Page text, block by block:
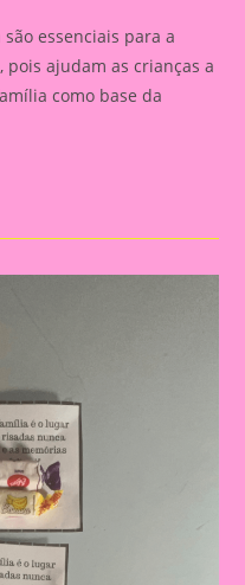
essenciais para a
ajudam as crianças a
como base da